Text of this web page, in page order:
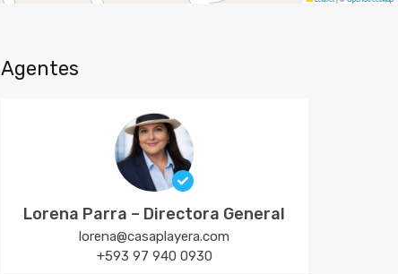
Agentes
Lorena Parra – Directora General
lorena@casaplayera.com
+593 97 940 0930